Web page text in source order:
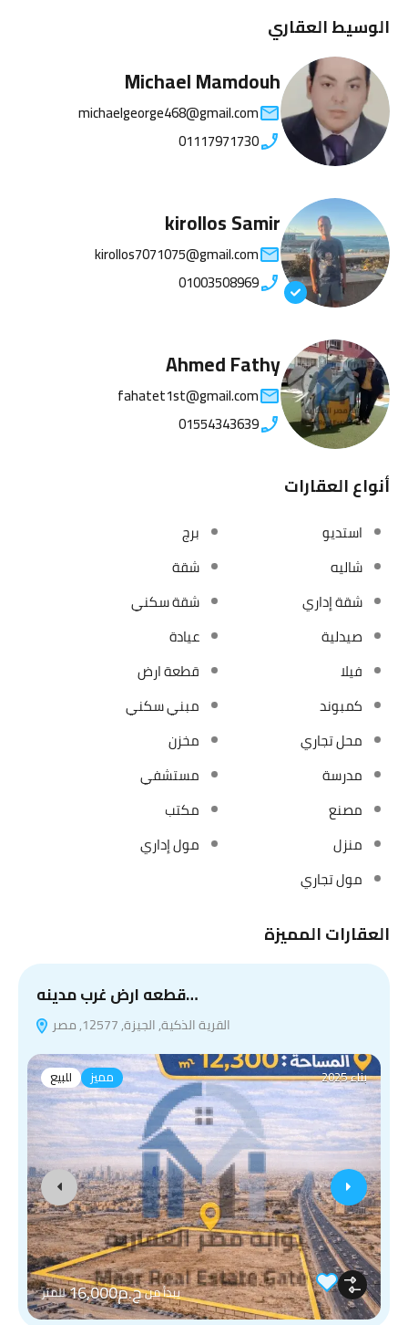
الوسيط العقاري
Michael Mamdouh
michaelgeorge468@gmail.com
01117971730
kirollos Samir
kirollos7071075@gmail.com
01003508969
Ahmed Fathy
fahatet1st@gmail.com
01554343639
أنواع العقارات
استديو
برج
شاليه
شقة
شقة إداري
شقة سكني
صيدلية
عيادة
فيلا
قطعة ارض
كمبوند
مبني سكني
محل تجاري
مخزن
مدرسة
مستشفي
مصنع
مكتب
منزل
مول إداري
مول تجاري
العقارات المميزة
قطعه ارض غرب مدينه…
القرية الذكية, الجيزة, 12577, مصر
للبيع مميز بناء 2025
يبدأ منج.م16,000 للمتر